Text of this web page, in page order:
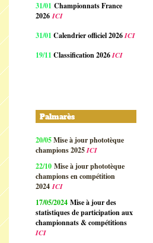
31/01 Championnats France
2026 ICI
31/01 Calendrier officiel 2026ICI
19/11 Classification 2026ICI
Palmarès
20/05Mise à jour phototèque
champions 2025ICI
22/10 Mise à jour phototèque
champions en compétition
2024ICI
17/05/2024 Mise à jour des
statistiques de participation aux
championnats & compétitions
ICI